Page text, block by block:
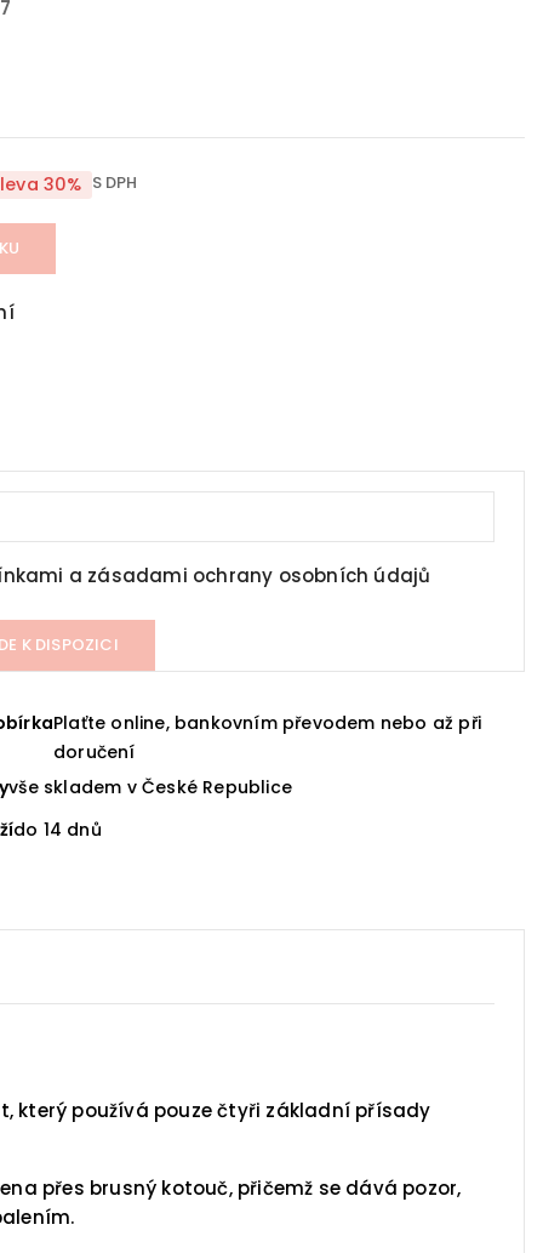
30% S DPH
a zásadami ochrany osobních údajů
K DISPOZICI
Plaťte online, bankovním převodem nebo až při
doručení
vše skladem v České Republice
do 14 dnů
který používá pouze čtyři základní přísady
přes brusný kotouč, přičemž se dává pozor,